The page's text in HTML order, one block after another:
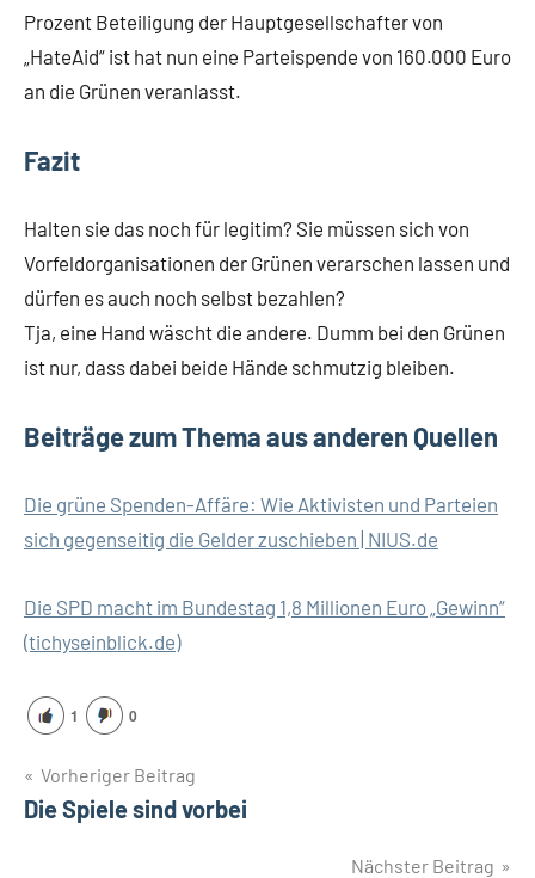
Prozent Beteiligung der Hauptgesellschafter von
„HateAid“ ist hat nun eine Parteispende von 160.000 Euro
an die Grünen veranlasst.
Fazit
Halten sie das noch für legitim? Sie müssen sich von
Vorfeldorganisationen der Grünen verarschen lassen und
dürfen es auch noch selbst bezahlen?
Tja, eine Hand wäscht die andere. Dumm bei den Grünen
ist nur, dass dabei beide Hände schmutzig bleiben.
Beiträge zum Thema aus anderen Quellen
Die grüne Spenden-Affäre: Wie Aktivisten und Parteien
sich gegenseitig die Gelder zuschieben | NIUS.de
Die SPD macht im Bundestag 1,8 Millionen Euro „Gewinn“
(tichyseinblick.de)
1 0
Beitragsnavigation
Vorheriger Beitrag
Die Spiele sind vorbei
Nächster Beitrag